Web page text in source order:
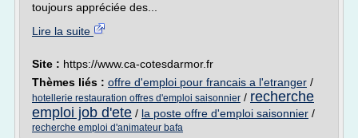
toujours appréciée des...
Lire la suite
Site : https://www.ca-cotesdarmor.fr
Thèmes liés : offre d'emploi pour francais a l'etranger /
hotellerie restauration offres d'emploi saisonnier / recherche
emploi job d'ete / la poste offre d'emploi saisonnier /
recherche emploi d'animateur bafa